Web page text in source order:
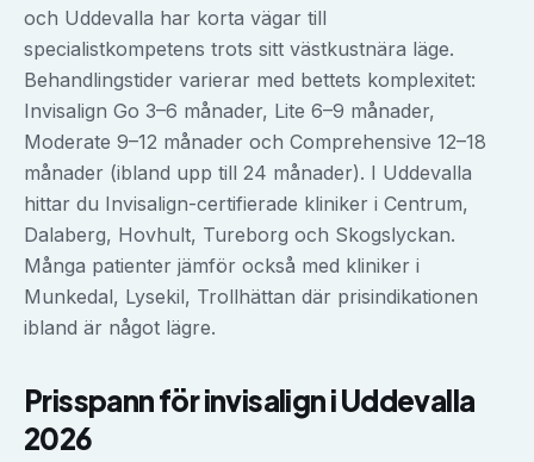
och Uddevalla har korta vägar till
specialistkompetens trots sitt västkustnära läge.
Behandlingstider varierar med bettets komplexitet:
Invisalign Go 3–6 månader, Lite 6–9 månader,
Moderate 9–12 månader och Comprehensive 12–18
månader (ibland upp till 24 månader). I Uddevalla
hittar du Invisalign-certifierade kliniker i Centrum,
Dalaberg, Hovhult, Tureborg och Skogslyckan.
Många patienter jämför också med kliniker i
Munkedal, Lysekil, Trollhättan där prisindikationen
ibland är något lägre.
Prisspann förinvisaligniUddevalla
2026